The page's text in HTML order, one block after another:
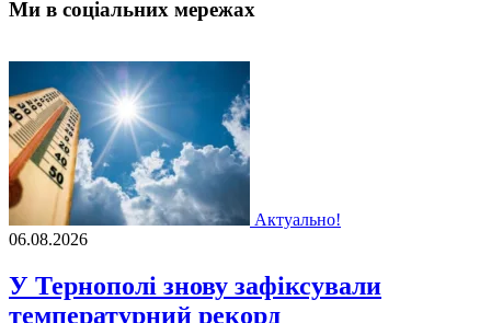
Ми в соціальних мережах
Актуально!
06.08.2026
У Тернополі знову зафіксували
температурний рекорд